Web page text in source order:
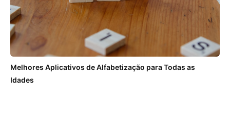
Melhores Aplicativos de Alfabetização para Todas as
Idades